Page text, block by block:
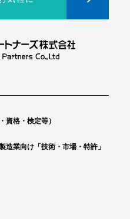
資格・検定等）
造業向け「技術・市場・特許」